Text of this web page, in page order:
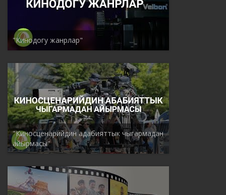
"Кинодогу жанрлар"
"Киносценарийдин адабияттык чыгармадан
айырмасы"